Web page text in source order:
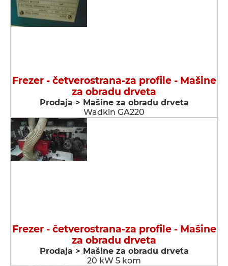
Frezer - četverostrana-za profile - Мašine
za obradu drveta
Prodaja > Мašine za obradu drveta
Wadkin GA220
Frezer - četverostrana-za profile - Мašine
za obradu drveta
Prodaja > Мašine za obradu drveta
20 kW 5 kom